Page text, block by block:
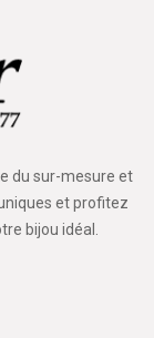
du sur-mesure et
et profitez
bijou idéal.